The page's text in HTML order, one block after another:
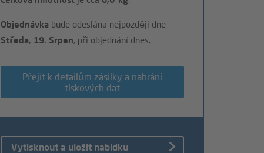
Objednávka bude odeslána nejpozději dne
Středa, 19. Srpen, při objednání dnes.
Přejít k detailům zásilky a nahrání
tiskových dat
Vytisknout a uložit nabídku